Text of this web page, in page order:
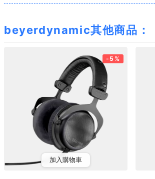
beyerdynamic其他商品：
-5%
加入購物車